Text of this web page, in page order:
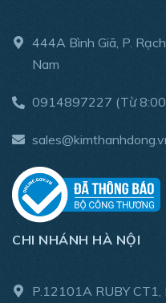
444A Bình Giã, P.
Nam
0914897227 (Từ
CHI NHÁNH HÀ NỘI
P.12101A RUBY CT1,